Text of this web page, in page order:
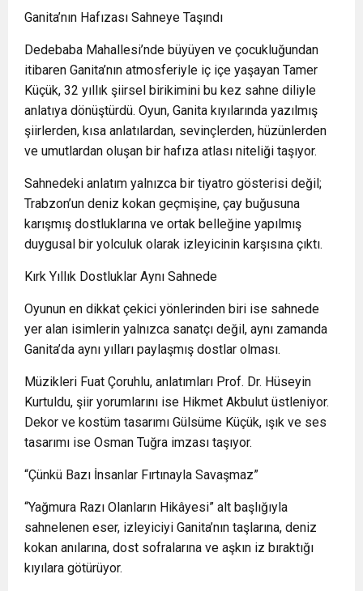
Ganita’nın Hafızası Sahneye Taşındı
Dedebaba Mahallesi’nde büyüyen ve çocukluğundan
itibaren Ganita’nın atmosferiyle iç içe yaşayan Tamer
Küçük, 32 yıllık şiirsel birikimini bu kez sahne diliyle
anlatıya dönüştürdü. Oyun, Ganita kıyılarında yazılmış
şiirlerden, kısa anlatılardan, sevinçlerden, hüzünlerden
ve umutlardan oluşan bir hafıza atlası niteliği taşıyor.
Sahnedeki anlatım yalnızca bir tiyatro gösterisi değil;
Trabzon’un deniz kokan geçmişine, çay buğusuna
karışmış dostluklarına ve ortak belleğine yapılmış
duygusal bir yolculuk olarak izleyicinin karşısına çıktı.
Kırk Yıllık Dostluklar Aynı Sahnede
Oyunun en dikkat çekici yönlerinden biri ise sahnede
yer alan isimlerin yalnızca sanatçı değil, aynı zamanda
Ganita’da aynı yılları paylaşmış dostlar olması.
Müzikleri Fuat Çoruhlu, anlatımları Prof. Dr. Hüseyin
Kurtuldu, şiir yorumlarını ise Hikmet Akbulut üstleniyor.
Dekor ve kostüm tasarımı Gülsüme Küçük, ışık ve ses
tasarımı ise Osman Tuğra imzası taşıyor.
“Çünkü Bazı İnsanlar Fırtınayla Savaşmaz”
“Yağmura Razı Olanların Hikâyesi” alt başlığıyla
sahnelenen eser, izleyiciyi Ganita’nın taşlarına, deniz
kokan anılarına, dost sofralarına ve aşkın iz bıraktığı
kıyılara götürüyor.